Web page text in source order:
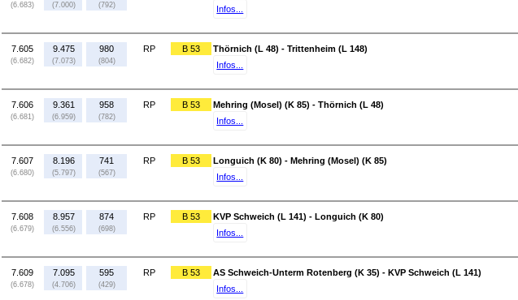
(6.683) (7.000) (792)
Infos...
7.605
(6.682)
9.475
(7.073)
980
(804)
RP B 53
Thörnich (L 48) - Trittenheim (L 148)
Infos...
7.606
(6.681)
9.361
(6.959)
958
(782)
RP B 53
Mehring (Mosel) (K 85) - Thörnich (L 48)
Infos...
7.607
(6.680)
8.196
(5.797)
741
(567)
RP B 53
Longuich (K 80) - Mehring (Mosel) (K 85)
Infos...
7.608
(6.679)
8.957
(6.556)
874
(698)
RP B 53
KVP Schweich (L 141) - Longuich (K 80)
Infos...
7.609
(6.678)
7.095
(4.706)
595
(429)
RP B 53
AS Schweich-Unterm Rotenberg (K 35) - KVP Schweich (L 141)
Infos...